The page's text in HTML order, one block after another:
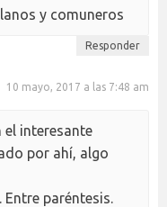
y comuneros
Responder
10 mayo, 2017 a las 7:48 am
el interesante
por ahí, algo
paréntesis.